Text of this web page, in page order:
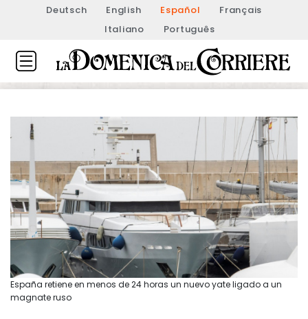
Deutsch English Español
Français
Italiano
Português
España retiene en menos de 24 horas un nuevo yate ligado a un
magnate ruso